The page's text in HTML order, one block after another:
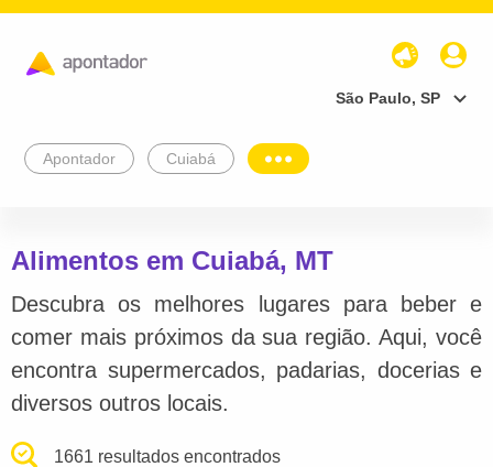
São Paulo, SP
Apontador Cuiabá
Alimentos em Cuiabá, MT
Descubra os melhores lugares para beber e
comer mais próximos da sua região. Aqui, você
encontra supermercados, padarias, docerias e
diversos outros locais.
1661 resultados encontrados